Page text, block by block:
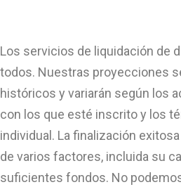
Los servicios de liquidación de
todos. Nuestras proyecciones
históricos y variarán según los
con los que esté inscrito y los
individual. La finalización
de varios factores, incluida su
suficientes fondos. No